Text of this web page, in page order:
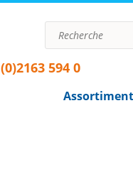
594 0
Assortiment